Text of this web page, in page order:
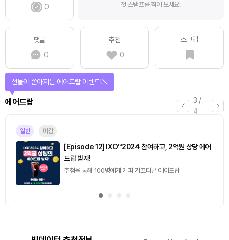
0
첫 스탬프를 찍어 보세요!
댓글
0
추천
0
스크랩
3 /
4
에어드랍
선물이 쏟아지는 에어드랍 이벤트!
일반 마감
[Episode 12] IXO™2024 참여하고, 2억원 상당 에어
드랍 받자!
추첨을 통해 100명에게 커피 기프티콘 에어드랍